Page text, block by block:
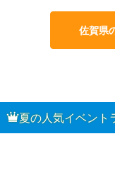
佐賀県
夏の人気イベント